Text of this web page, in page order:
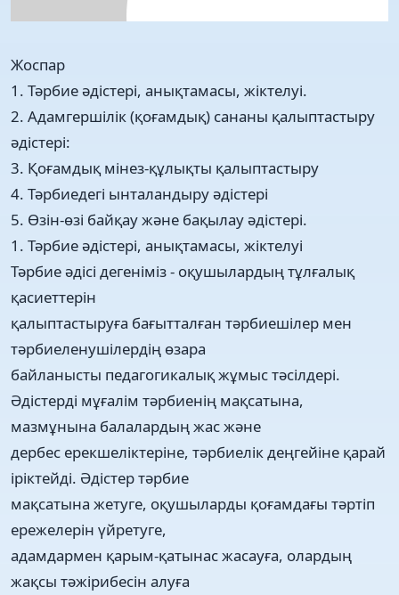
Жоспар
1. Тәрбие әдістері, анықтамасы, жіктелуі.
2. Адамгершілік (қоғамдық) сананы қалыптастыру
әдістері:
3. Қоғамдық мінез-құлықты қалыптастыру
4. Тәрбиедегі ынталандыру әдістері
5. Өзін-өзі байқау және бақылау әдістері.
1. Тәрбие әдістері, анықтамасы, жіктелуі
Тәрбие әдісі дегеніміз - оқушылардың тұлғалық
қасиеттерін
қалыптастыруға бағытталған тәрбиешілер мен
тәрбиеленушілердің өзара
байланысты педагогикалық жұмыс тәсілдері.
Әдістерді мұғалім тәрбиенің мақсатына,
мазмұнына балалардың жас және
дербес ерекшеліктеріне, тәрбиелік деңгейіне қарай
іріктейді. Әдістер тәрбие
мақсатына жетуге, оқушыларды қоғамдағы тәртіп
ережелерін үйретуге,
адамдармен қарым-қатынас жасауға, олардың
жақсы тәжірибесін алуға